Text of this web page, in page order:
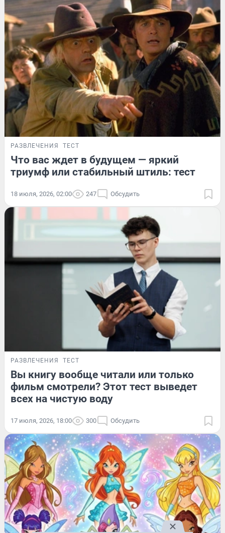
РАЗВЛЕЧЕНИЯ ТЕСТ
Что вас ждет в будущем — яркий
триумф или стабильный штиль: тест
18 июля, 2026, 02:00 247 Обсудить
РАЗВЛЕЧЕНИЯ ТЕСТ
Вы книгу вообще читали или только
фильм смотрели? Этот тест выведет
всех на чистую воду
17 июля, 2026, 18:00 300 Обсудить